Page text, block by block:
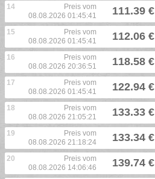
14
Preis vom
08.08.2026 01:45:41
111.39 €
15
Preis vom
08.08.2026 01:45:41
112.06 €
16
Preis vom
08.08.2026 20:36:51
118.58 €
17
Preis vom
08.08.2026 01:45:41
122.94 €
18
Preis vom
08.08.2026 21:05:21
133.33 €
19
Preis vom
08.08.2026 21:18:24
133.34 €
20
Preis vom
08.08.2026 14:06:46
139.74 €